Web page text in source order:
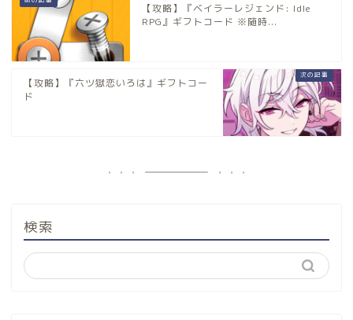
【攻略】『ベイラーレジェンド: Idle
RPG』ギフトコード ※随時...
【攻略】『六ツ獄恋いろは』ギフトコー
ド
検索